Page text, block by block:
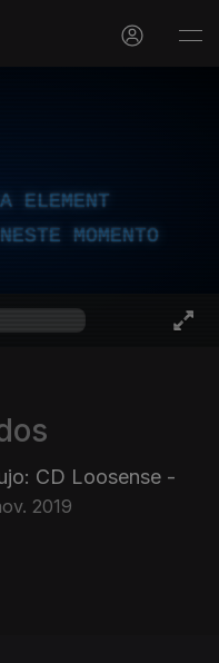
ELEMENT
MOMENTO
CD Loosense -
2019